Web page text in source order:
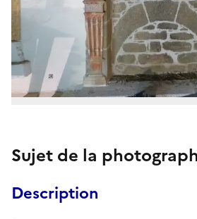
Sujet de la
Description